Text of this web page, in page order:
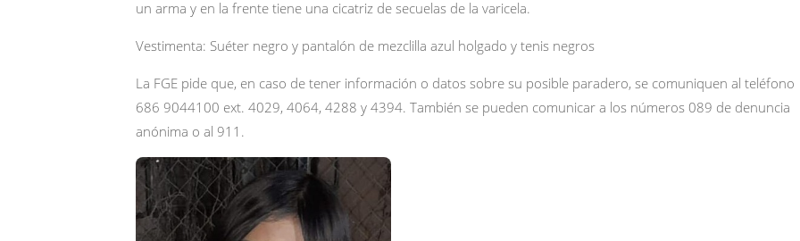
un arma y en la frente tiene una cicatriz de secuelas de la varicela.
Vestimenta: Suéter negro y pantalón de mezclilla azul holgado y tenis negros
La FGE pide que, en caso de tener información o datos sobre su posible paradero, se comuniquen al teléfono
686 9044100 ext. 4029, 4064, 4288 y 4394. También se pueden comunicar a los números 089 de denuncia
anónima o al 911.